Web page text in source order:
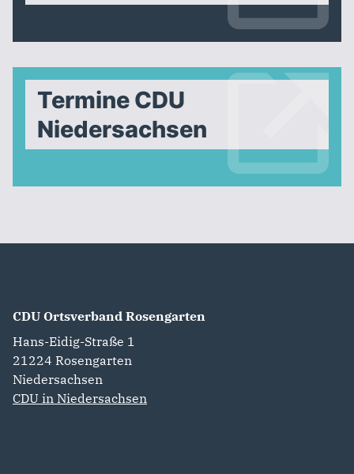
Termine CDU
Niedersachsen
CDU Ortsverband Rosengarten
Hans-Eidig-Straße 1
21224 Rosengarten
Niedersachsen
CDU in Niedersachsen